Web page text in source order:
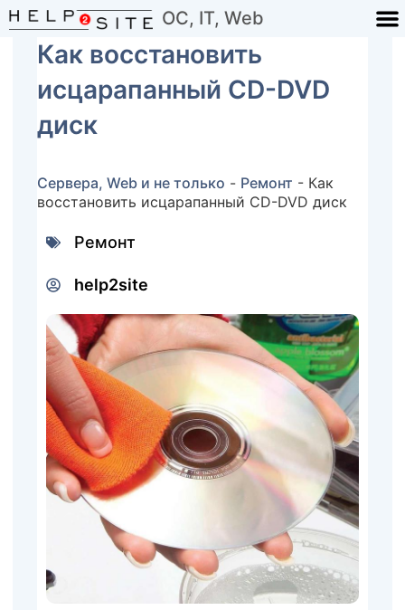
ОС, IT, Web
Как восстановить
исцарапанный CD-DVD
диск
Сервера, Web и не только - Ремонт - Как
восстановить исцарапанный CD-DVD диск
Ремонт
help2site